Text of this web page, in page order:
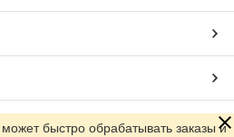
Prom.ua
быстро обрабатывать заказы и